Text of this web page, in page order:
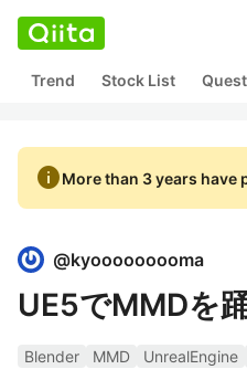
Trend Stock List
infoMore than 3 years have
@kyooooooooma
UE5でMMDを
Blender MMD UnrealEngine